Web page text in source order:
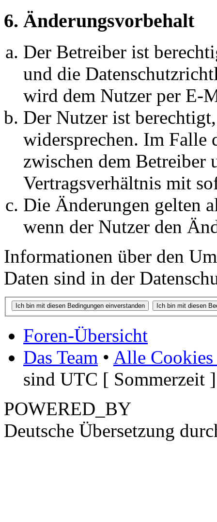
6. Änderungsvorbehalt
Der Betreiber ist
und die
wird dem Nutzer per E-
Der Nutzer ist
widersprechen. Im Falle
zwischen dem Betreiber
Vertragsverhältnis mit
Die Änderungen gelten
wenn der Nutzer den
Informationen über den
Daten sind in der
Foren-Übersicht
Das Team • Alle Cookies
sind UTC [ Sommerzeit ]
POWERED_BY
Deutsche Übersetzung